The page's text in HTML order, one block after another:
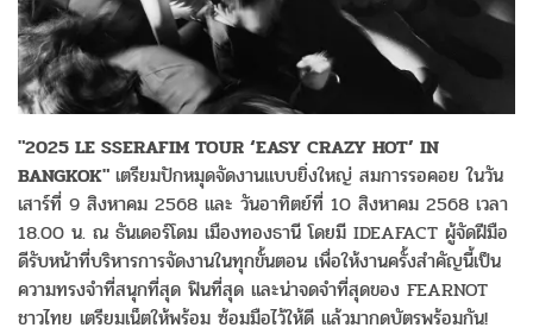
"2025 LE SSERAFIM TOUR ‘EASY CRAZY HOT’ IN
BANGKOK" เตรียมปักหมุดจัดงานแบบยิ่งใหญ่ สมการรอคอย ในวัน
เสาร์ที่ 9 สิงหาคม 2568 และ วันอาทิตย์ที่ 10 สิงหาคม 2568 เวลา
18.00 น. ณ ธันเดอร์โดม เมืองทองธานี โดยมี IDEAFACT ผู้จัดฝีมือ
ดีรับหน้าที่บริหารการจัดงานในทุกขั้นตอน เพื่อให้งานครั้งสำคัญนี้เป็น
ความทรงจำที่สนุกที่สุด ฟินที่สุด และน่าจดจำที่สุดของ FEARNOT
ชาวไทย เตรียมเน็ตให้พร้อม ซ้อมมือไว้ให้ดี แล้วมากดบัตรพร้อมกัน!